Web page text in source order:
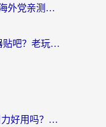
美国玩剑与远征卡怎么办？海外党亲测有效的国服游戏加速指南
海外玩龙之谷2用什么加速器贴吧？老玩家实测推荐，附新加坡猎魂觉醒国外剑与远征加速攻略
海外党必看：Quickback和引力好用吗？3分钟搞懂回国加速器怎么选